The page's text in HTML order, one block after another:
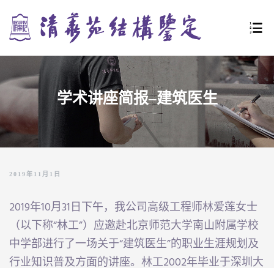
学术讲座简报–建筑医生
2019年11月1日
2019年10月31日下午，我公司高级工程师林爱莲女士
（以下称“林工”）应邀赴北京师范大学南山附属学校
中学部进行了一场关于“建筑医生”的职业生涯规划及
行业知识普及方面的讲座。林工2002年毕业于深圳大